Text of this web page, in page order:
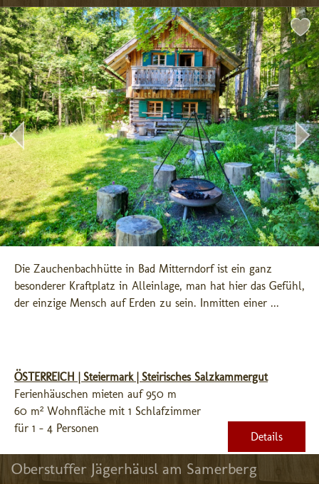
Die Zauchenbachhütte in Bad Mitterndorf ist ein ganz
besonderer Kraftplatz in Alleinlage, man hat hier das Gefühl,
der einzige Mensch auf Erden zu sein. Inmitten einer ...
ÖSTERREICH | Steiermark | Steirisches Salzkammergut
Ferienhäuschen mieten auf 950 m
60 m² Wohnfläche mit 1 Schlafzimmer
für 1 - 4 Personen
Details
Oberstuffer Jägerhäusl am Samerberg